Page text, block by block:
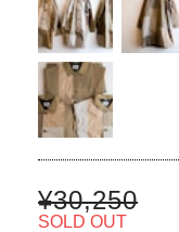
¥30,250
SOLD OUT